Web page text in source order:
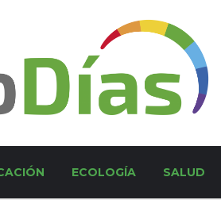
ECOLOGÍA SALUD